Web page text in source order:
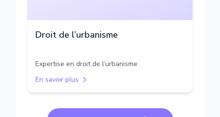
Droit de l’urbanisme
Expertise en droit de l’urbanisme
En savoir plus